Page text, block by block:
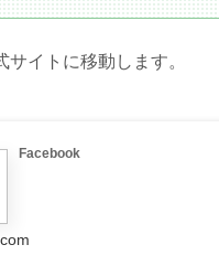
イトに移動します。
Facebook